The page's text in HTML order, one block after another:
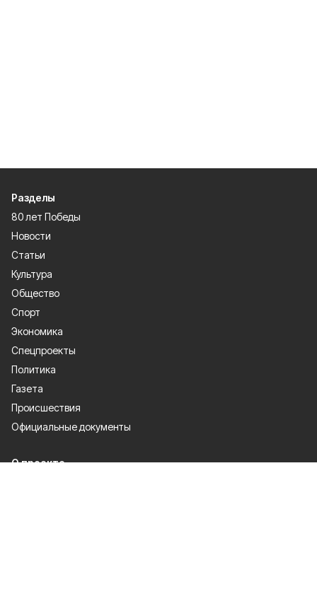
Разделы
80 лет Победы
Новости
Статьи
Культура
Общество
Спорт
Экономика
Спецпроекты
Политика
Газета
Происшествия
Официальные документы
О проекте